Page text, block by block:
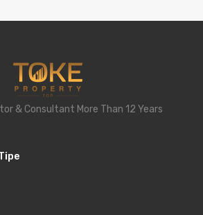
& Consultant More Than 12 Years